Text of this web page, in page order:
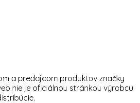
a predajcom produktov značky
nie je oficiálnou stránkou výrobcu